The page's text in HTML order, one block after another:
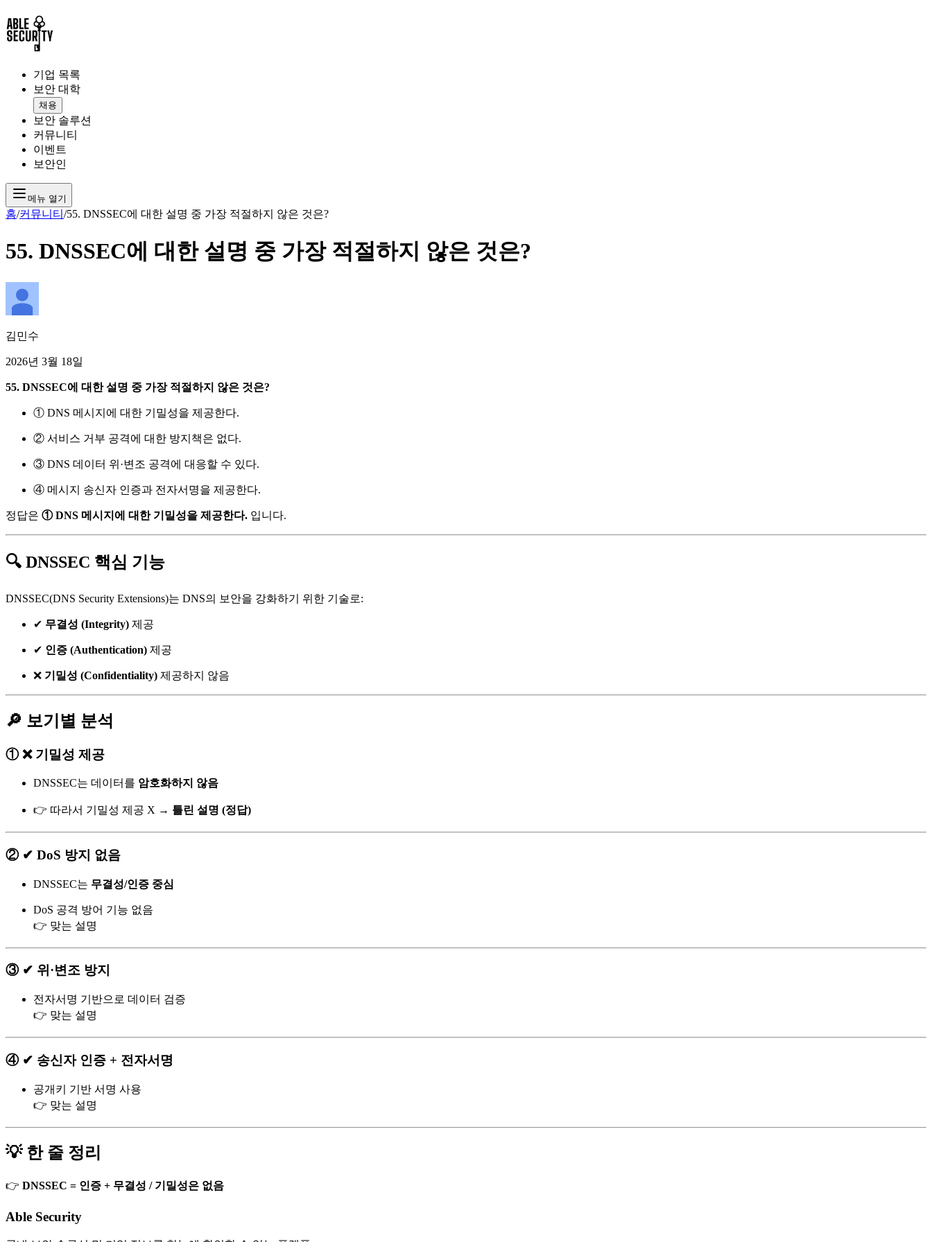
기업 목록
보안 대학
채용
보안 솔루션
커뮤니티
이벤트
보안인
메뉴 열기
홈/커뮤니티 /55. DNSSEC에 대한 설명 중 가장 적절하지 않은 것은?
55. DNSSEC에 대한 설명 중 가장 적절하지 않은 것은?
김민수
2026년 3월 18일
55. DNSSEC에 대한 설명 중 가장 적절하지 않은 것은?
① DNS 메시지에 대한 기밀성을 제공한다.
② 서비스 거부 공격에 대한 방지책은 없다.
③ DNS 데이터 위·변조 공격에 대응할 수 있다.
④ 메시지 송신자 인증과 전자서명을 제공한다.
정답은 ① DNS 메시지에 대한 기밀성을 제공한다. 입니다.
🔍 DNSSEC 핵심 기능
DNSSEC(DNS Security Extensions)는 DNS의 보안을 강화하기 위한 기술로:
✔ 무결성 (Integrity) 제공
✔ 인증 (Authentication) 제공
❌ 기밀성 (Confidentiality) 제공하지 않음
🔎 보기별 분석
① ❌ 기밀성 제공
DNSSEC는 데이터를 암호화하지 않음
👉 따라서 기밀성 제공 X → 틀린 설명 (정답)
② ✔ DoS 방지 없음
DNSSEC는 무결성/인증 중심
DoS 공격 방어 기능 없음
👉 맞는 설명
③ ✔ 위·변조 방지
전자서명 기반으로 데이터 검증
👉 맞는 설명
④ ✔ 송신자 인증 + 전자서명
공개키 기반 서명 사용
👉 맞는 설명
💡 한 줄 정리
👉 DNSSEC = 인증 + 무결성 / 기밀성은 없음
Able Security